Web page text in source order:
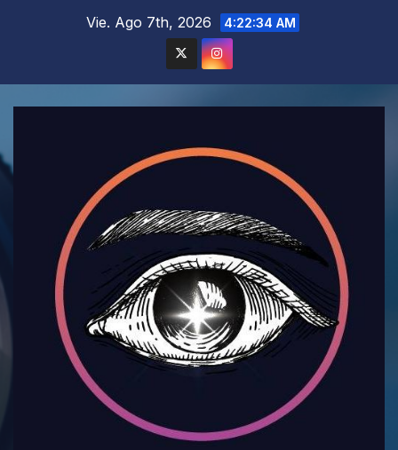
Vie. Ago 7th, 2026 4:22:36 AM